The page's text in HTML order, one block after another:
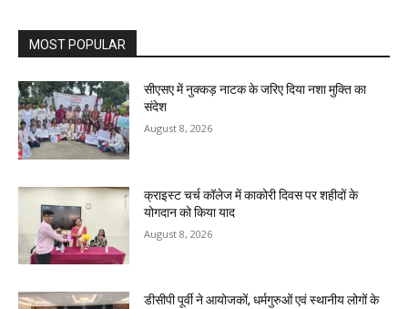
MOST POPULAR
सीएसए में नुक्कड़ नाटक के जरिए दिया नशा मुक्ति का
संदेश
August 8, 2026
क्राइस्ट चर्च कॉलेज में काकोरी दिवस पर शहीदों के
योगदान को किया याद
August 8, 2026
डीसीपी पूर्वी ने आयोजकों, धर्मगुरुओं एवं स्थानीय लोगों के